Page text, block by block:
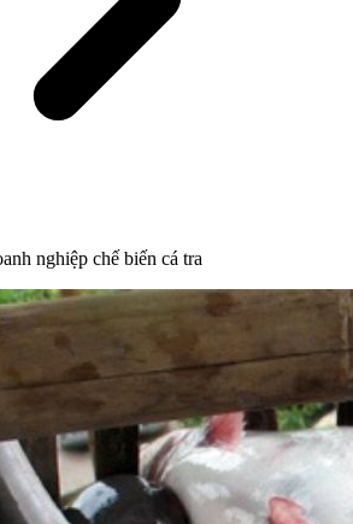
nghiệp chế biến cá tra